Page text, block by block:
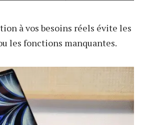
à vos besoins réels évite les
les fonctions manquantes.